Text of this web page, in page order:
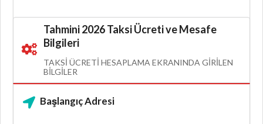
Tahmini 2026 Taksi Ücreti ve Mesafe
Bilgileri
TAKSI ÜCRETI HESAPLAMA EKRANINDA GIRILEN
BILGILER
Başlangıç Adresi